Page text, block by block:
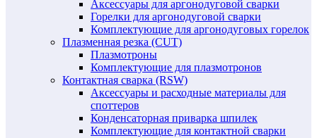
Аксессуары для аргонодуговой сварки
Горелки для аргонодуговой сварки
Комплектующие для аргонодуговых горелок
Плазменная резка (CUT)
Плазмотроны
Комплектующие для плазмотронов
Контактная сварка (RSW)
Аксессуары и расходные материалы для
споттеров
Конденсаторная приварка шпилек
Комплектующие для контактной сварки